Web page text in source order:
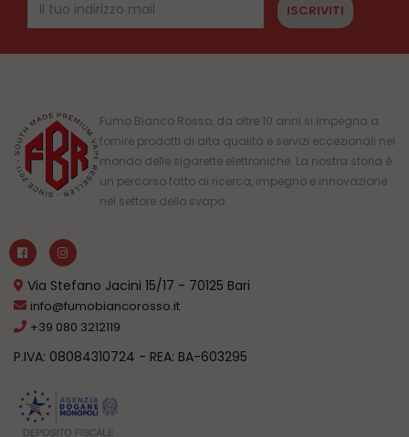
ISCRIVITI
Fumo Bianco Rosso, da oltre 10 anni si impegna a
fornire prodotti di alta qualità e servizi eccezionali nel
mondo delle sigarette elettroniche. La nostra storia è
un percorso fatto di ricerca, impegno e innovazione
nel settore dello svapo.
Via Stefano Jacini 15/17 - 70125 Bari
info@fumobiancorosso.it
+39 080 3212119
P.IVA: 08084310724 - REA: BA-603295